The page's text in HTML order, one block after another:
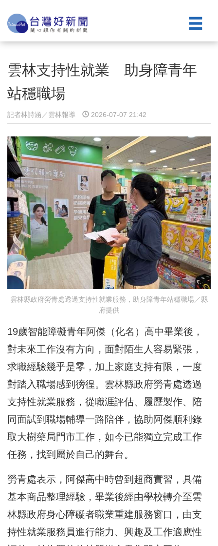
雲林支持性就業 助身障青年
站穩職場
記者林詩涵／雲林報導 2026-07-07 21:42
雲林縣政府勞青處透過支持性就業服務，助身障青年站穩職場／縣
府提供
19歲智能障礙青年阿傑（化名）高中畢業後，
對未來工作沒有方向，面對陌生人容易緊張，
求職經驗幾乎是零，加上家庭支持有限，一度
對踏入職場感到徬徨。雲林縣政府勞青處透過
支持性就業服務，從職涯評估、履歷製作、陪
同面試到職場輔導一路陪伴，協助阿傑順利錄
取大樹藥局門市工作，如今已能獨立完成工作
任務，找到屬於自己的舞台。
勞青處表示，阿傑高中時曾到超商實習，具備
基本商品整理經驗，畢業後經由學校轉介至雲
林縣政府身心障礙者職業重建服務窗口，由支
持性就業服務員進行能力、興趣及工作適應性